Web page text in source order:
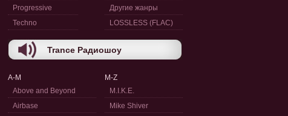
Progressive
Techno
Другие жанры
LOSSLESS (FLAC)
Trance Радиошоу
A-M
Above and Beyond
Airbase
M-Z
M.I.K.E.
Mike Shiver